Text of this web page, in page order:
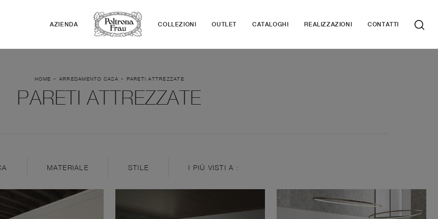
AZIENDA COLLEZIONI OUTLET CATALOGHI REALIZZAZIONI CONTATTI
HOME - ARREDAMENTO CASA - PARETI ATTREZZATE
PARETI ATTREZZATE
MATERIALE STILE I PIÙ VISTI A :